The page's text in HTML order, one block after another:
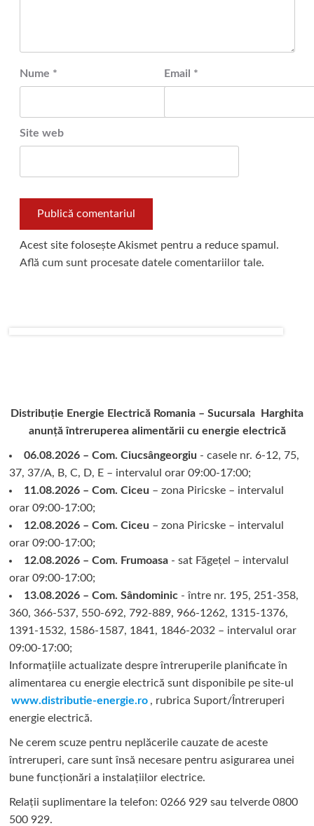
Nume * Email *
Site web
Acest site folosește Akismet pentru a reduce spamul.
Află cum sunt procesate datele comentariilor tale.
Distribuție Energie Electrică Romania – Sucursala Harghita
anunță întreruperea alimentării cu energie electrică
06.08.2026 – Com. Ciucsângeorgiu - casele nr. 6-12, 75,
37, 37/A, B, C, D, E – intervalul orar 09:00-17:00;
11.08.2026 – Com. Ciceu – zona Piricske – intervalul
orar 09:00-17:00;
12.08.2026 – Com. Ciceu – zona Piricske – intervalul
orar 09:00-17:00;
12.08.2026 – Com. Frumoasa- sat Făgețel – intervalul
orar 09:00-17:00;
13.08.2026 – Com. Sândominic- între nr. 195, 251-358,
360, 366-537, 550-692, 792-889, 966-1262, 1315-1376,
1391-1532, 1586-1587, 1841, 1846-2032 – intervalul orar
09:00-17:00;
Informațiile actualizate despre întreruperile planificate în
alimentarea cu energie electrică sunt disponibile pe site-ul
www.distributie-energie.ro , rubrica Suport/Întreruperi
energie electrică.
Ne cerem scuze pentru neplăcerile cauzate de aceste
întreruperi, care sunt însă necesare pentru asigurarea unei
bune funcționări a instalațiilor electrice.
Relații suplimentare la tel efon: 0266 929 sau telverde 0800
500 929.